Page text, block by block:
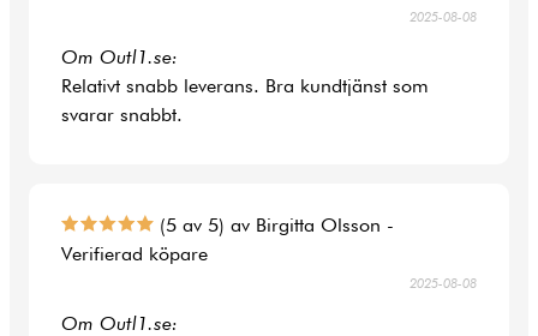
2025-08-08
Om Outl1.se:
Relativt snabb leverans. Bra kundtjänst som
svarar snabbt.
(5 av 5) av Birgitta Olsson -
Verifierad köpare
2025-08-08
Om Outl1.se: